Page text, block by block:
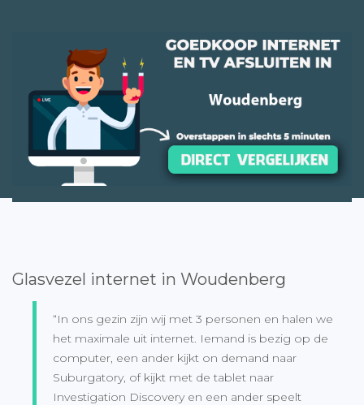
Glasvezel internet in Woudenberg
“In ons gezin zijn wij met 3 personen en halen we
het maximale uit internet. Iemand is bezig op de
computer, een ander kijkt on demand naar
Suburgatory, of kijkt met de tablet naar
Investigation Discovery en een ander speelt